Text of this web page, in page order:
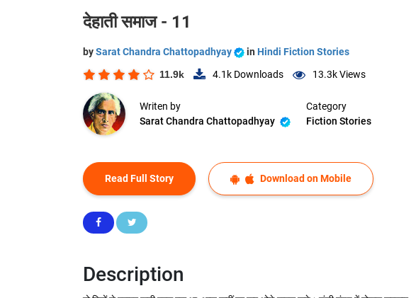
देहाती समाज - 11
bySarat Chandra Chattopadhyay in Hindi Fiction Stories
11.9k 4.1k Downloads 13.3kViews
Writen by
Sarat Chandra Chattopadhyay
Category
Fiction Stories
Read Full Story Download on Mobile
Description